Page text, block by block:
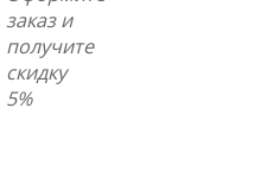
заказ и
получите
скидку
5%